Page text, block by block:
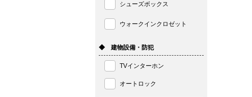
シューズボックス
ウォークインクロゼット
◆ 建物設備・防犯
TVインターホン
オートロック